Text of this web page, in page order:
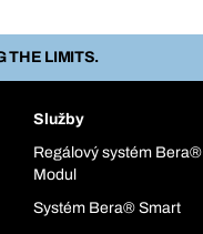
THE LIMITS.
Služby
Regálový systém Bera®
Modul
Systém Bera® Smart